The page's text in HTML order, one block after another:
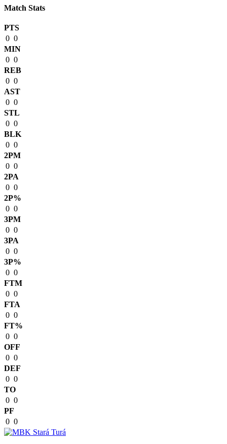
Match Stats
PTS
0 0
MIN
0 0
REB
0 0
AST
0 0
STL
0 0
BLK
0 0
2PM
0 0
2PA
0 0
2P%
0 0
3PM
0 0
3PA
0 0
3P%
0 0
FTM
0 0
FTA
0 0
FT%
0 0
OFF
0 0
DEF
0 0
TO
0 0
PF
0 0